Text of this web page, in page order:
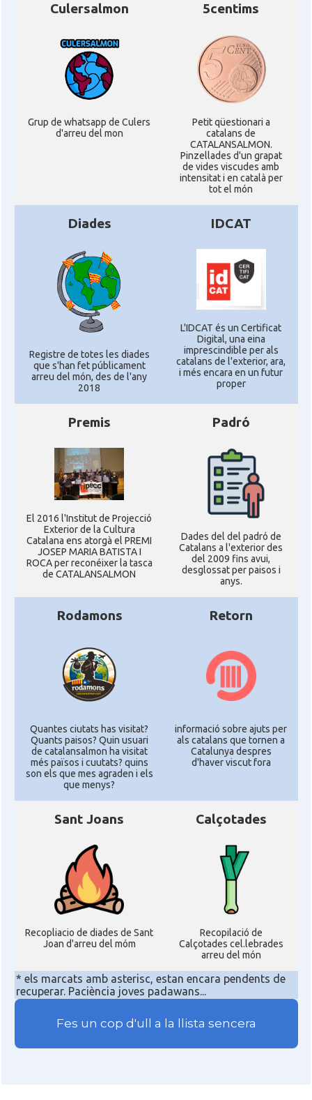
Culersalmon
Grup de whatsapp de Culers
d'arreu del mon
5centims
Petit qüestionari a
catalans de
CATALANSALMON.
Pinzellades d'un grapat
de vides viscudes amb
intensitat i en català per
tot el món
Diades
Registre de totes les diades
que s'han fet públicament
arreu del món, des de l'any
2018
IDCAT
L'IDCAT és un Certificat
Digital, una eina
imprescindible per als
catalans de l'exterior, ara,
i més encara en un futur
proper
Premis
El 2016 l'Institut de Projecció
Exterior de la Cultura
Catalana ens atorgà el PREMI
JOSEP MARIA BATISTA I
ROCA per reconéixer la tasca
de CATALANSALMON
Padró
Dades del del padró de
Catalans a l'exterior des
del 2009 fins avui,
desglossat per paisos i
anys.
Rodamons
Quantes ciutats has visitat?
Quants paisos? Quin usuari
de catalansalmon ha visitat
més països i cuutats? quins
son els que mes agraden i els
que menys?
Retorn
informació sobre ajuts per
als catalans que tornen a
Catalunya despres
d'haver viscut fora
Sant Joans
Recopliacio de diades de Sant
Joan d'arreu del móm
Calçotades
Recopilació de
Calçotades cel.lebrades
arreu del món
* els marcats amb asterisc, estan encara pendents de
recuperar. Paciència joves padawans...
Fes un cop d'ull a la llista sencera